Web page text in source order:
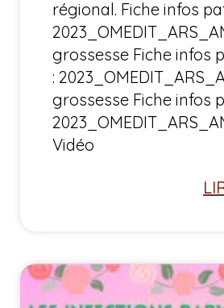
régional. Fiche infos
grossesse Fiche infos
:
grossesse Fiche infos
Vidéo